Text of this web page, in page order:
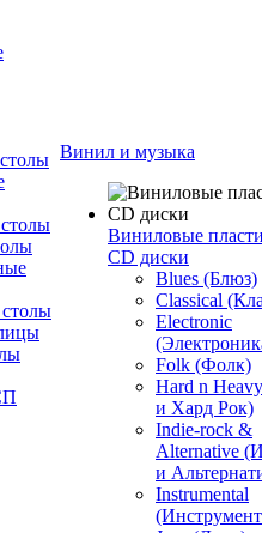
Винил и музыка
Виниловые
CD диски
Blues (Блюз)
Classical
Electronic
Folk (Фолк)
Hard n
и Хард Рок)
Indie-rock &
Alternative
и
Instrumental